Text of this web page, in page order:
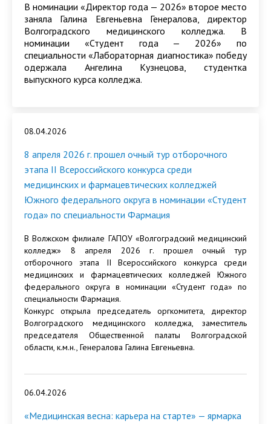
В номинации «Директор года — 2026» второе место
заняла Галина Евгеньевна Генералова, директор
Волгоградского медицинского колледжа. В
номинации «Студент года — 2026» по
специальности «Лабораторная диагностика» победу
одержала Ангелина Кузнецова, студентка
выпускного курса колледжа.
08.04.2026
8 апреля 2026 г. прошел очный тур отборочного
этапа II Всероссийского конкурса среди
медицинских и фармацевтических колледжей
Южного федерального округа в номинации «Студент
года» по специальности Фармация
В Волжском филиале ГАПОУ «Волгоградский медицинский
колледж» 8 апреля 2026 г. прошел очный тур
отборочного этапа II Всероссийского конкурса среди
медицинских и фармацевтических колледжей Южного
федерального округа в номинации «Студент года» по
специальности Фармация.
Конкурс открыла председатель оргкомитета, директор
Волгоградского медицинского колледжа, заместитель
председателя Общественной палаты Волгоградской
области, к.м.н., Генералова Галина Евгеньевна.
06.04.2026
«Медицинская весна: карьера на старте» — ярмарка